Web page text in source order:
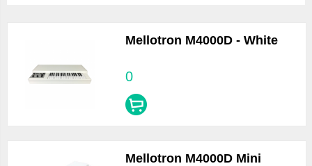
Mellotron M4000D - White
0
Mellotron M4000D Mini